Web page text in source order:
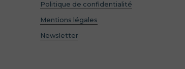
Politique de confidentialité
Mentions légales
Newsletter